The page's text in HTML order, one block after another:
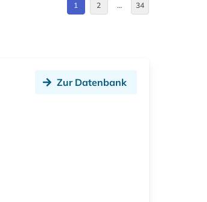
1 2 … 34
Zur Datenbank